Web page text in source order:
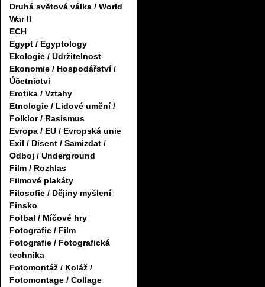
Druhá světová válka / World
War II
ECH
Egypt / Egyptology
Ekologie / Udržitelnost
Ekonomie / Hospodářství /
Účetnictví
Erotika / Vztahy
Etnologie / Lidové umění /
Folklor / Rasismus
Evropa / EU / Evropská unie
Exil / Disent / Samizdat /
Odboj / Underground
Film / Rozhlas
Filmové plakáty
Filosofie / Dějiny myšlení
Finsko
Fotbal / Míčové hry
Fotografie / Film
Fotografie / Fotografická
technika
Fotomontáž / Koláž /
Fotomontage / Collage